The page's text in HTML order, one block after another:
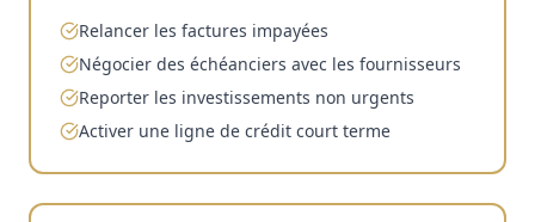
Relancer les factures impayées
Négocier des échéanciers avec les fournisseurs
Reporter les investissements non urgents
Activer une ligne de crédit court terme